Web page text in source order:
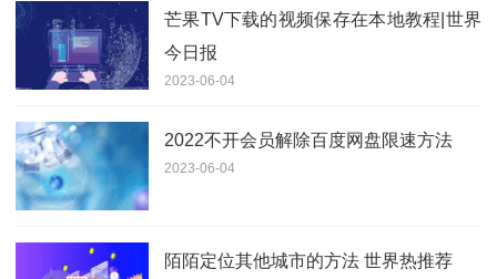
芒果TV下载的视频保存在本地教程|世界
今日报
2023-06-04
2022不开会员解除百度网盘限速方法
2023-06-04
陌陌定位其他城市的方法 世界热推荐